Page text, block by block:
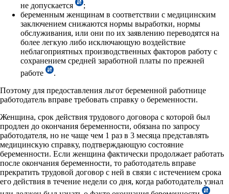
не допускается
;
беременным женщинам в соответствии с медицинским
заключением снижаются нормы выработки, нормы
обслуживания, или они по их заявлению переводятся на
более легкую либо исключающую воздействие
неблагоприятных производственных факторов работу с
сохранением средней заработной платы по прежней
работе
.
Поэтому для предоставления льгот беременной работнице
работодатель вправе требовать справку о беременности.
Женщина, срок действия трудового договора с которой был
продлен до окончания беременности, обязана по запросу
работодателя, но не чаще чем 1 раз в 3 месяца представлять
медицинскую справку, подтверждающую состояние
беременности. Если женщина фактически продолжает работать
после окончания беременности, то работодатель вправе
прекратить трудовой договор с ней в связи с истечением срока
его действия в течение недели со дня, когда работодатель узнал